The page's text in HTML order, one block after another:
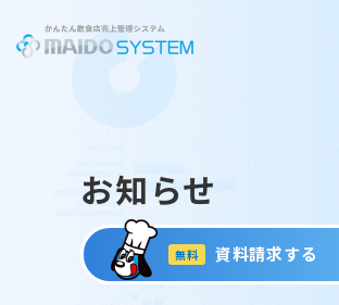
お知らせ
無料 資料請求する